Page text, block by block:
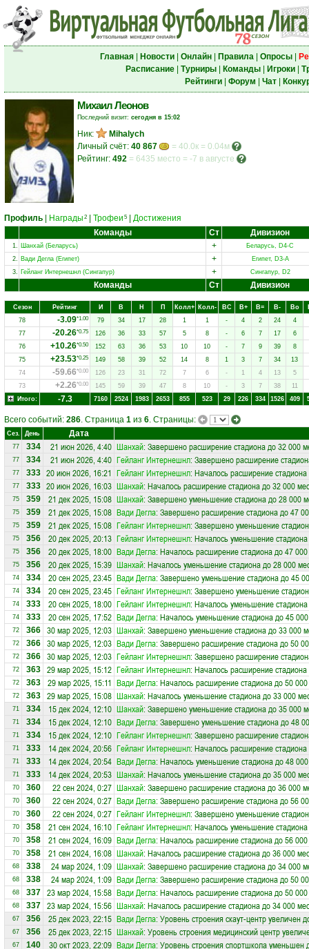
Главная| Новости| Онлайн| Правила| Опросы|
Расписание| Турниры| Команды| Игроки|
Рейтинги| Форум Чат|
Михаил Леонов
Последний визит: сегодня в 15:02
Ник:
Mihalych
Личный счёт: 40 867
= 40.0к = 0.04м
Рейтинг: 492 = 6435 место = -7 в августе
Профиль Награды 2 Трофеи 5
Достижения
Команды
Ст Дивизион
1. Шанхай (Беларусь) +
Беларусь, D4-C
2. Вади Дегла (Египет) +
Египет, D3-A
3. Гейланг Интернешнл (Сингапур) + Сингапур, D2
Команды Ст Дивизион
Сезон Рейтинг И В Н П Колл+ Колл- ВC В+ В= В- Вo
78
-3.09*1.00 79 34 17 28 1 1 - 4 2 24
4
77
-20.26*0.75 126 36 33 57 5 8 - 6 7 17
6
76
+10.26*0.50 152 63 36 53 10 10 - 7 9 39
8
75
+23.53*0.25 149 58 39 52 14 8 1 3 7 34
13
74
-59.66*0.00 126 23 31 72 7 6 - 1 4 13
5
73
+2.26*0.00 145 59 39 47 8 10 - 3 7 38
11
Итого:
-7.3 7160 2524 1983 2653 855 523 29 226 334 1526 409
Всего событий: 286. Страница 1 из 6. Страницы:
Сез. День Дата
77 334 21 июн 2026, 4:40 Шанхай: Завершено расширение стадиона до 32 000
77 334 21 июн 2026, 4:40 Гейланг Интернешнл: Завершено расширение
77 333 20 июн 2026, 16:21 Гейланг Интернешнл: Началось расширение
77 333 20 июн 2026, 16:03 Шанхай: Началось расширение стадиона до 32 000
75 359 21 дек 2025, 15:08 Шанхай: Завершено уменьшение стадиона до 28 000
75 359 21 дек 2025, 15:08 Вади Дегла: Завершено расширение стадиона до 47
75 359 21 дек 2025, 15:08 Гейланг Интернешнл: Завершено уменьшение
75 356 20 дек 2025, 20:13 Гейланг Интернешнл: Началось уменьшение
75 356 20 дек 2025, 18:00 Вади Дегла: Началось расширение стадиона до 47
75 356 20 дек 2025, 15:39 Шанхай: Началось уменьшение стадиона до 28 000
74 334 20 сен 2025, 23:45 Вади Дегла: Завершено уменьшение стадиона до 45
74 334 20 сен 2025, 23:45 Гейланг Интернешнл: Завершено уменьшение
74 333 20 сен 2025, 18:00 Гейланг Интернешнл: Началось уменьшение
74 333 20 сен 2025, 17:52 Вади Дегла: Началось уменьшение стадиона до 45
72 366 30 мар 2025, 12:03 Шанхай: Завершено уменьшение стадиона до 33 000
72 366 30 мар 2025, 12:03 Вади Дегла: Завершено расширение стадиона до 50
72 366 30 мар 2025, 12:03 Гейланг Интернешнл: Завершено расширение
72 363 29 мар 2025, 15:12 Гейланг Интернешнл: Началось расширение
72 363 29 мар 2025, 15:11 Вади Дегла: Началось расширение стадиона до 50
72 363 29 мар 2025, 15:08 Шанхай: Началось уменьшение стадиона до 33 000
71 334 15 дек 2024, 12:10 Шанхай: Завершено уменьшение стадиона до 35 000
71 334 15 дек 2024, 12:10 Вади Дегла: Завершено уменьшение стадиона до 48
71 334 15 дек 2024, 12:10 Гейланг Интернешнл: Завершено расширение
71 333 14 дек 2024, 20:56 Гейланг Интернешнл: Началось расширение
71 333 14 дек 2024, 20:54 Вади Дегла: Началось уменьшение стадиона до 48
71 333 14 дек 2024, 20:53 Шанхай: Началось уменьшение стадиона до 35 000
70 360 22 сен 2024, 0:27 Шанхай: Завершено расширение стадиона до 36 000
70 360 22 сен 2024, 0:27 Вади Дегла: Завершено расширение стадиона до 56
70 360 22 сен 2024, 0:27 Гейланг Интернешнл: Завершено уменьшение
70 358 21 сен 2024, 16:10 Гейланг Интернешнл: Началось уменьшение
70 358 21 сен 2024, 16:09 Вади Дегла: Началось расширение стадиона до 56
70 358 21 сен 2024, 16:08 Шанхай: Началось расширение стадиона до 36 000
68 338 24 мар 2024, 1:09 Шанхай: Завершено расширение стадиона до 34 000
68 338 24 мар 2024, 1:09 Вади Дегла: Завершено расширение стадиона до 50
68 337 23 мар 2024, 15:58 Вади Дегла: Началось расширение стадиона до 50
68 337 23 мар 2024, 15:56 Шанхай: Началось расширение стадиона до 34 000
67 356 25 дек 2023, 22:15 Вади Дегла: Уровень строения скаут-центр увеличен
67 356 25 дек 2023, 22:15 Шанхай: Уровень строения медицинский центр
67 140 30 окт 2023, 22:09 Вади Дегла: Уровень строения спортшкола уменьшен